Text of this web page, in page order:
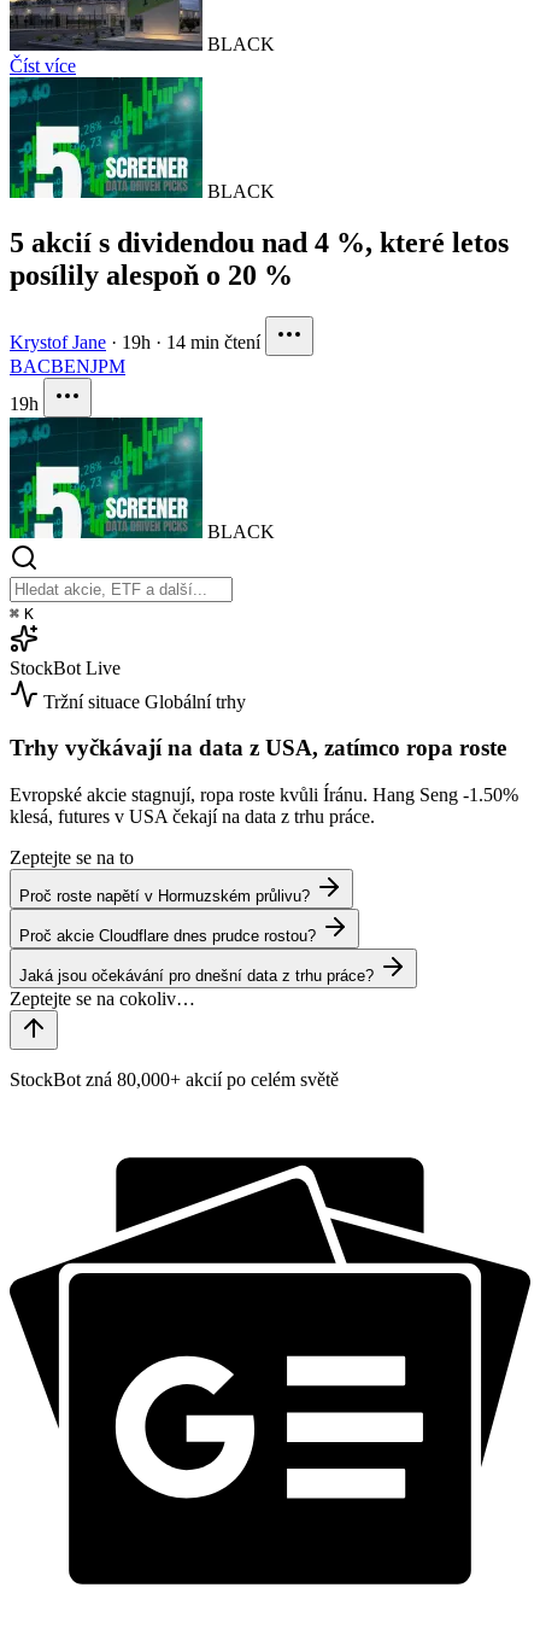
BLACK
Číst více
BLACK
5 akcií s dividendou nad 4 %, které letos
posílily alespoň o 20 %
Krystof Jane · 19h · 14 min čtení
BACBENJPM
19h
BLACK
⌘ K
StockBot Live
Tržní situace Globální trhy
Trhy vyčkávají na data z USA, zatímco ropa roste
Evropské akcie stagnují, ropa roste kvůli Íránu. Hang Seng -1.50%
klesá, futures v USA čekají na data z trhu práce.
Zeptejte se na to
Proč roste napětí v Hormuzském průlivu?
Proč akcie Cloudflare dnes prudce rostou?
Jaká jsou očekávání pro dnešní data z trhu práce?
StockBot zná 80,000+ akcií po celém světě